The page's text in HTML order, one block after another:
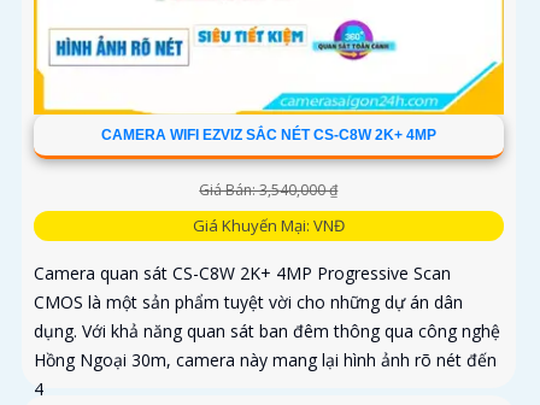
CAMERA WIFI EZVIZ SẮC NÉT CS-C8W 2K+ 4MP
Giá Bán: 3,540,000 ₫
Giá Khuyến Mại: VNĐ
Camera quan sát CS-C8W 2K+ 4MP Progressive Scan
CMOS là một sản phẩm tuyệt vời cho những dự án dân
dụng. Với khả năng quan sát ban đêm thông qua công nghệ
Hồng Ngoại 30m, camera này mang lại hình ảnh rõ nét đến
4